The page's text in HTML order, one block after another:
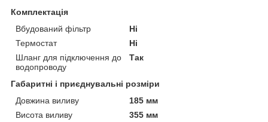
Комплектація
Вбудований фільтр
Ні
Термостат
Ні
Шланг для підключення до
водопроводу
Так
Габаритні і приєднувальні розміри
Довжина виливу
185 мм
Висота виливу
355 мм